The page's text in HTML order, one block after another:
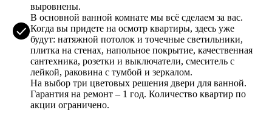
выровнены.
В основной ванной комнате мы всё сделаем за вас.
Когда вы придете на осмотр квартиры, здесь уже
будут: натяжной потолок и точечные светильники,
плитка на стенах, напольное покрытие, качественная
сантехника, розетки и выключатели, смеситель с
лейкой, раковина с тумбой и зеркалом.
На выбор три цветовых решения двери для ванной.
Гарантия на ремонт – 1 год. Количество квартир по
акции ограничено.